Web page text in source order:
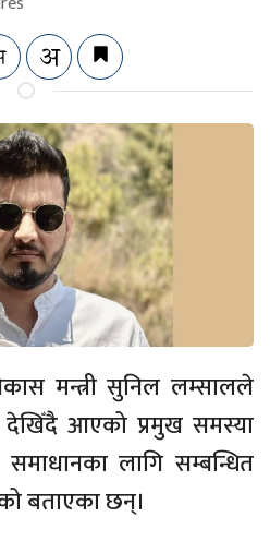
मन्त्री सुनिल लम्सालले
देखिँदै आएको प्रमुख समस्या
लागि सम्बन्धित
बताएका छन्।